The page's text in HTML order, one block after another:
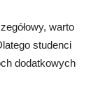
warto
studenci
dodatkowych